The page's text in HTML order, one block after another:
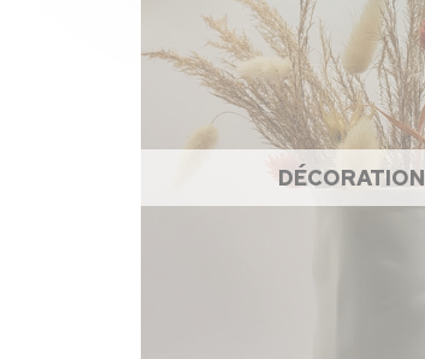
DÉCORATION